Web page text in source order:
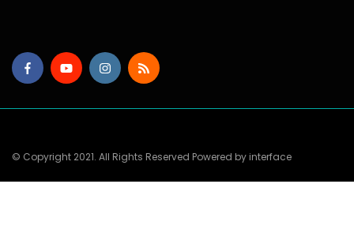
© Copyright 2021. All Rights Reserved Powered by interface